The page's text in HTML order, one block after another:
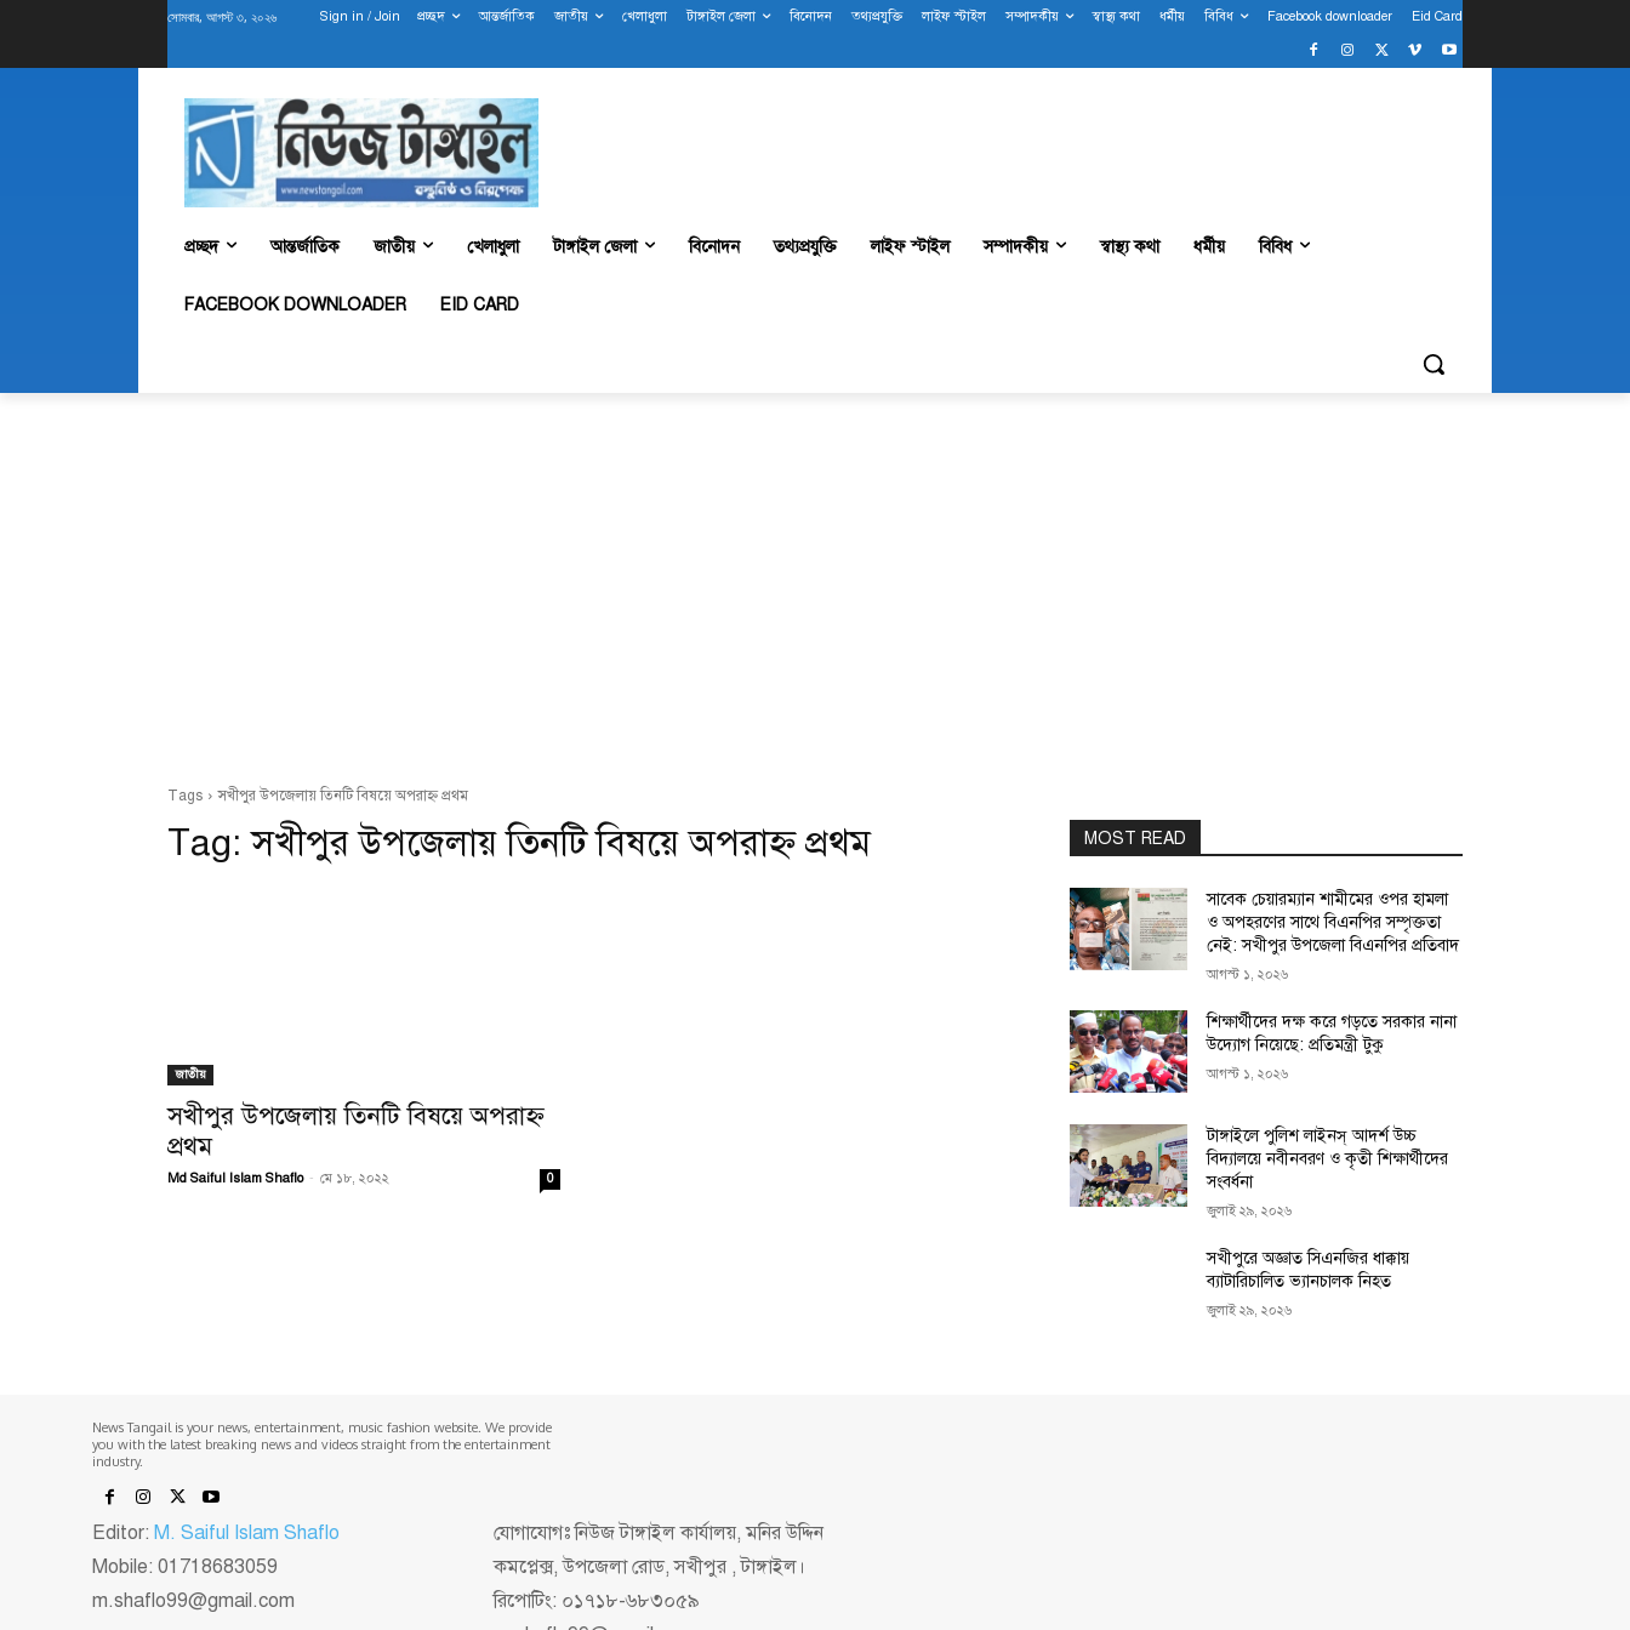
সোমবার, আগস্ট ৩, ২০২৬ Sign in / Join প্রচ্ছদ আন্তর্জাতিক জাতীয় খেলাধুলা টাঙ্গাইল জেলা বিনোদন তথ্যপ্রযুক্তি লাইফ স্টাইল সম্পাদকীয় স্বাস্থ্য কথা ধর্মীয় বিবিধ Facebook downloader Eid Card
প্রচ্ছদ আন্তর্জাতিক জাতীয় খেলাধুলা টাঙ্গাইল জেলা বিনোদন তথ্যপ্রযুক্তি লাইফ স্টাইল সম্পাদকীয় স্বাস্থ্য কথা ধর্মীয় বিবিধ
FACEBOOK DOWNLOADER EID CARD
Tags সখীপুর উপজেলায় তিনটি বিষয়ে অপরাহ্ন প্রথম
Tag:সখীপুর উপজেলায় তিনটি বিষয়ে অপরাহ্ন প্রথম
জাতীয়
সখীপুর উপজেলায় তিনটি বিষয়ে অপরাহ্ন
প্রথম
Md Saiful Islam Shaflo - মে ১৮, ২০২২ 0
MOST READ
সাবেক চেয়ারম্যান শামীমের ওপর হামলা
ও অপহরণের সাথে বিএনপির সম্পৃক্ততা
নেই: সখীপুর উপজেলা বিএনপির প্রতিবাদ
আগস্ট ১, ২০২৬
শিক্ষার্থীদের দক্ষ করে গড়তে সরকার নানা
উদ্যোগ নিয়েছে: প্রতিমন্ত্রী টুকু
আগস্ট ১, ২০২৬
টাঙ্গাইলে পুলিশ লাইনস্ আদর্শ উচ্চ
বিদ্যালয়ে নবীনবরণ ও কৃতী শিক্ষার্থীদের
সংবর্ধনা
জুলাই ২৯, ২০২৬
সখীপুরে অজ্ঞাত সিএনজির ধাক্কায়
ব্যাটারিচালিত ভ্যানচালক নিহত
জুলাই ২৯, ২০২৬
News Tangail is your news, entertainment, music fashion website. We provide
you with the latest breaking news and videos straight from the entertainment
industry.
Editor: M. Saiful Islam Shaflo
Mobile: 01718683059
m.shaflo99@gmail.com
যোগাযোগঃ নিউজ টাঙ্গাইল কার্যালয়, মনির উদ্দিন
কমপ্লেক্স, উপজেলা রোড, সখীপুর , টাঙ্গাইল।
রিপোটিং: ০১৭১৮-৬৮৩০৫৯